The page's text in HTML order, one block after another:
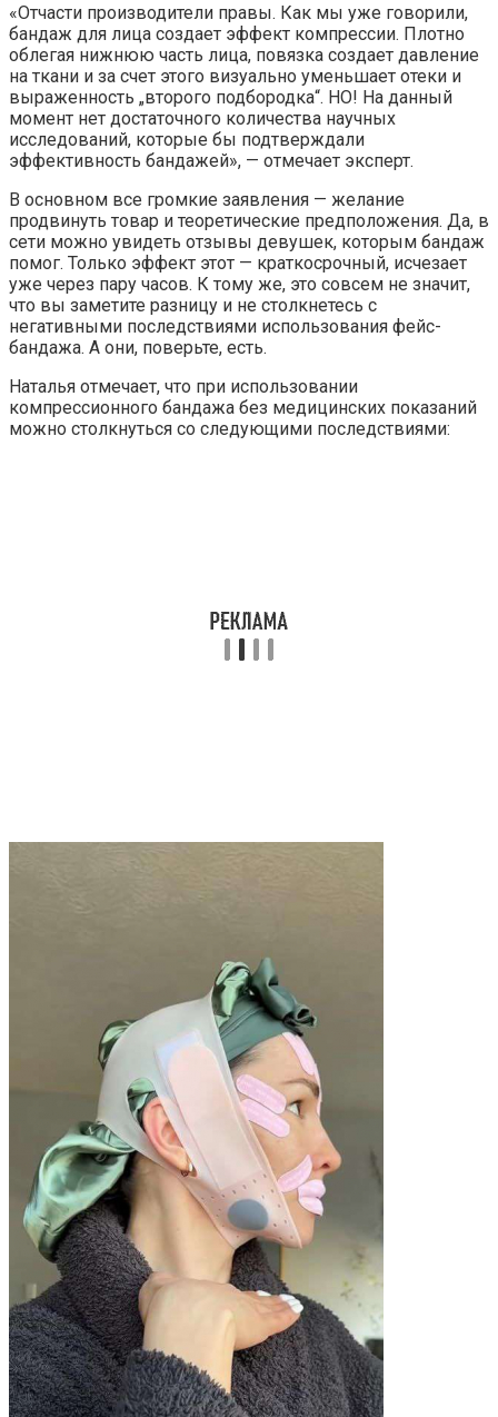
«Отчасти производители правы. Как мы уже говорили,
бандаж для лица создает эффект компрессии. Плотно
облегая нижнюю часть лица, повязка создает давление
на ткани и за счет этого визуально уменьшает отеки и
выраженность „второго подбородка“. НО! На данный
момент нет достаточного количества научных
исследований, которые бы подтверждали
эффективность бандажей», — отмечает эксперт.
В основном все громкие заявления — желание
продвинуть товар и теоретические предположения. Да, в
сети можно увидеть отзывы девушек, которым бандаж
помог. Только эффект этот — краткосрочный, исчезает
уже через пару часов. К тому же, это совсем не значит,
что вы заметите разницу и не столкнетесь с
негативными последствиями использования фейс-
бандажа. А они, поверьте, есть.
Наталья отмечает, что при использовании
компрессионного бандажа без медицинских показаний
можно столкнуться со следующими последствиями: